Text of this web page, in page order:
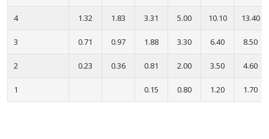
4 1.32 1.83 3.31 5.00 10.10 13.40
3 0.71 0.97 1.88 3.30 6.40 8.50
2 0.23 0.36 0.81 2.00 3.50 4.60
1 0.15 0.80 1.20 1.70